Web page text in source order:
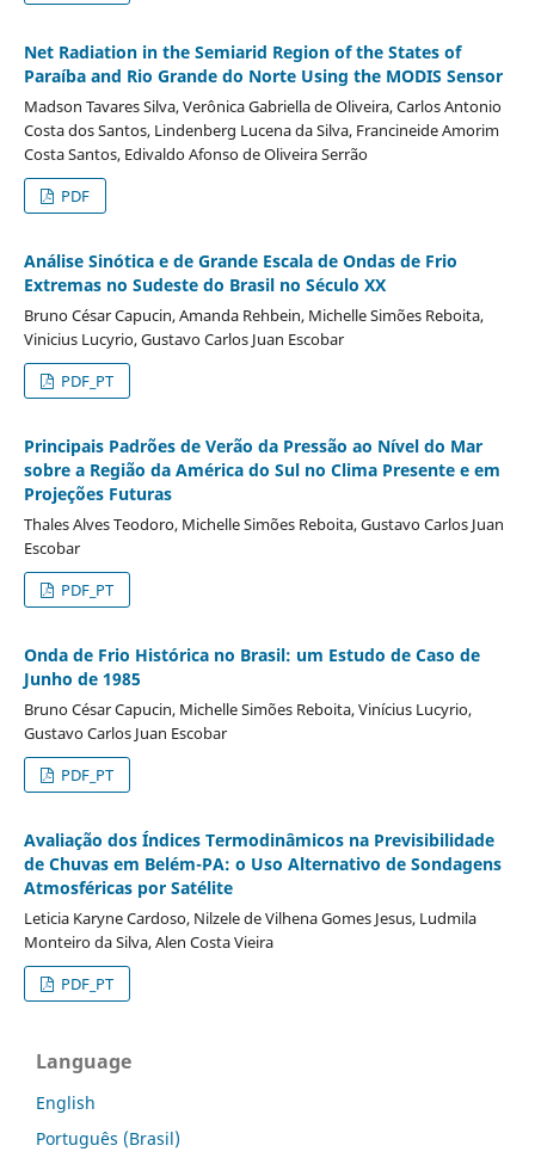
Net Radiation in the Semiarid Region of the States of
Paraíba and Rio Grande do Norte Using the MODIS Sensor
Madson Tavares Silva, Verônica Gabriella de Oliveira, Carlos Antonio
Costa dos Santos, Lindenberg Lucena da Silva, Francineide Amorim
Costa Santos, Edivaldo Afonso de Oliveira Serrão
PDF
Análise Sinótica e de Grande Escala de Ondas de Frio
Extremas no Sudeste do Brasil no Século XX
Bruno César Capucin, Amanda Rehbein, Michelle Simões Reboita,
Vinicius Lucyrio, Gustavo Carlos Juan Escobar
PDF_PT
Principais Padrões de Verão da Pressão ao Nível do Mar
sobre a Região da América do Sul no Clima Presente e em
Projeções Futuras
Thales Alves Teodoro, Michelle Simões Reboita, Gustavo Carlos Juan
Escobar
PDF_PT
Onda de Frio Histórica no Brasil: um Estudo de Caso de
Junho de 1985
Bruno César Capucin, Michelle Simões Reboita, Vinícius Lucyrio,
Gustavo Carlos Juan Escobar
PDF_PT
Avaliação dos Índices Termodinâmicos na Previsibilidade
de Chuvas em Belém-PA: o Uso Alternativo de Sondagens
Atmosféricas por Satélite
Leticia Karyne Cardoso, Nilzele de Vilhena Gomes Jesus, Ludmila
Monteiro da Silva, Alen Costa Vieira
PDF_PT
Language
English
Português (Brasil)